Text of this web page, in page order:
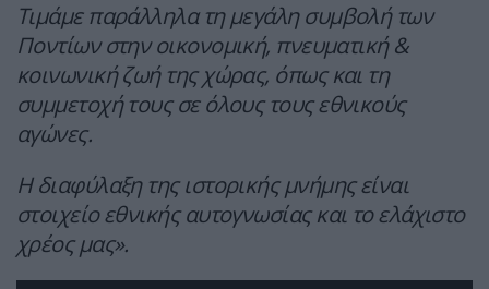
Τιμάμε παράλληλα τη μεγάλη συμβολή των
Ποντίων στην οικονομική, πνευματική &
κοινωνική ζωή της χώρας, όπως και τη
συμμετοχή τους σε όλους τους εθνικούς
αγώνες.
Η διαφύλαξη της ιστορικής μνήμης είναι
στοιχείο εθνικής αυτογνωσίας και το ελάχιστο
χρέος μας».